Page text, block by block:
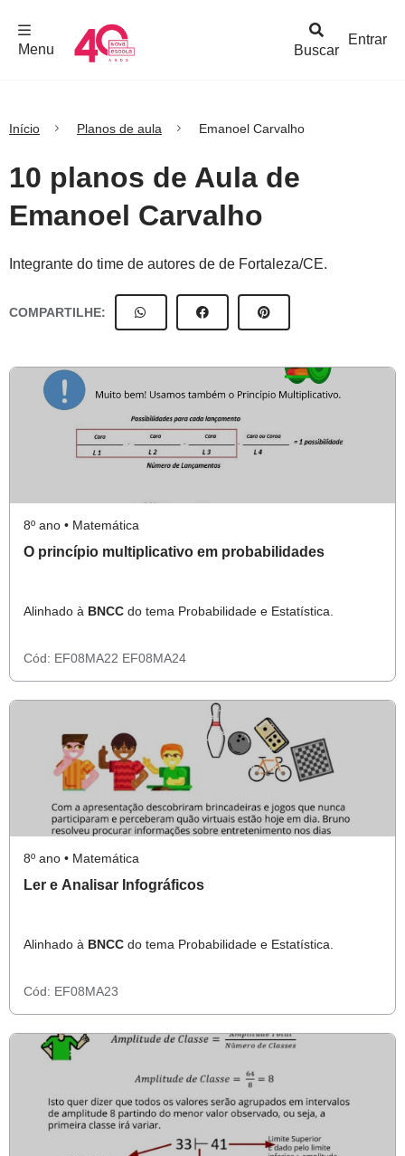
Buscar
Menu
Entrar
Início Planos de aula Emanoel Carvalho
10 planos de Aula de
Emanoel Carvalho
Integrante do time de autores de de Fortaleza/CE.
COMPARTILHE:
8º ano • Matemática
O princípio multiplicativo em probabilidades
Alinhado à BNCC do tema Probabilidade e Estatística.
Cód: EF08MA22 EF08MA24
8º ano • Matemática
Ler e Analisar Infográficos
Alinhado à BNCC do tema Probabilidade e Estatística.
Cód: EF08MA23